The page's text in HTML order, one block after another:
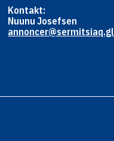
Kontakt:
Nuunu Josefsen
annoncer@sermitsiaq.gl